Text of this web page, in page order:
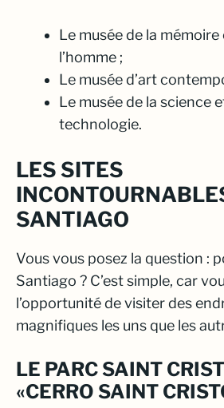
Le musée de la
l’homme ;
Le musée d’art
Le musée de la science
technologie.
LES SITES
SANTIAGO
Vous vous posez la question :
Santiago ? C’est simple, car
l’opportunité de visiter des
magnifiques les uns que les
LE PARC SAINT
«CERRO SAINT